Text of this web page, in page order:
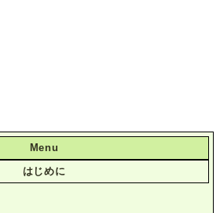
Menu
はじめに